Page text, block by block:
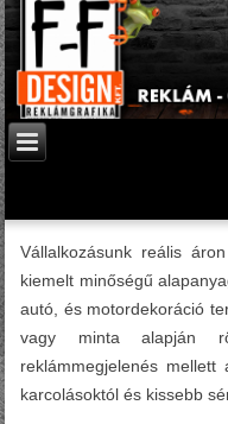
Vállalkozásunk reális
kiemelt minőségű
autó, és motordekoráció
vagy minta alapján
reklámmegjelenés
karcolásoktól és kissebb